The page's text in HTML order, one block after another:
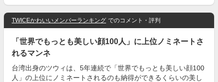
TWICEかわいいメンバーランキング でのコメント・評判
「世界でもっとも美しい顔100人」に上位ノミネートさ
れるマンネ
台湾出身のツウィは、5年連続で「世界でもっとも美しい顔100
人」の上位にノミネートされるのも納得ができるくらいの美し